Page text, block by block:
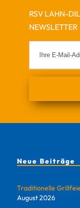
RSV LAHN-
NEWSLETTER
Neue Beiträge
Traditionelle
August 2026